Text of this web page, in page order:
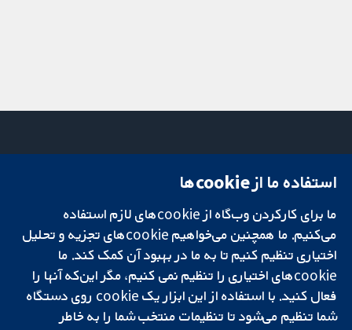
تحقیقات قابل
اعتماد.
تصمیم‌گیری آگاهانه.
سلامت بهتر.
میدان کاوندیش
لندن
W1G 0AN
بریتانیا
دفتر رسانه‌ای
درباره ما
فرصت‌های
شغلی
Cochrane
Library
استفاده ما از cookie‌ها
ما برای کارکردن وب‌گاه از cookie‌های لازم استفاده
می‌کنیم. ما همچنین می‌خواهیم cookie‌های تجزیه و تحلیل
اختیاری تنظیم کنیم تا به ما در بهبود آن کمک کند. ما
cookie‌های اختیاری را تنظیم نمی کنیم، مگر این‌که آنها را
فعال کنید. با استفاده از این ابزار یک cookie‌ روی دستگاه
شما تنظیم می‌شود تا تنظیمات منتخب شما را به خاطر